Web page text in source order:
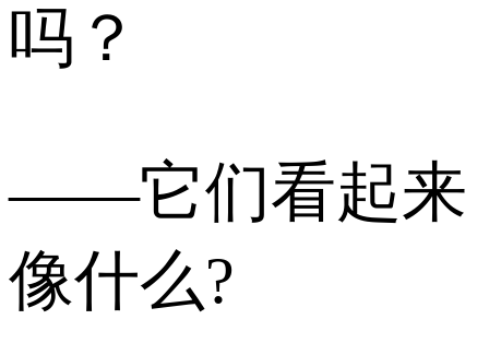
吗？
——它们看起来
像什么?